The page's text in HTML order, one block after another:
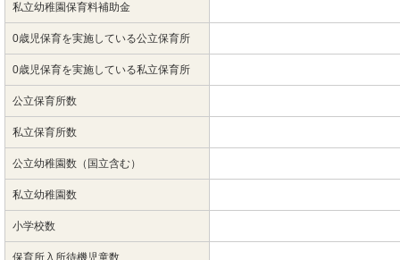
私立幼稚園保育料補助金
0歳児保育を実施している公立保育所
0歳児保育を実施している私立保育所
公立保育所数
私立保育所数
公立幼稚園数（国立含む）
私立幼稚園数
小学校数
保育所入所待機児童数